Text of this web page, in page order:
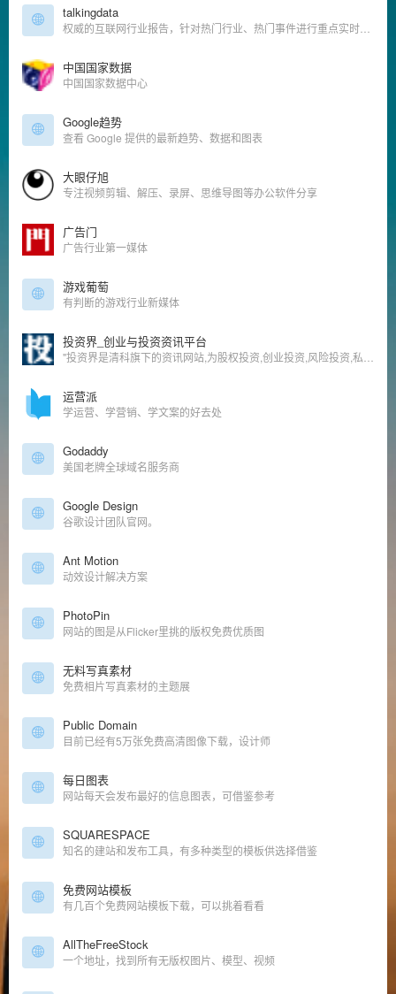
talkingdata
中国国家数据
中国国家数据中心
Google趋势
查看 Google 提供的最新趋势、数据和图表
大眼仔旭
专注视频剪辑、解压、录屏、思维导图等办公软件分享
广告门
广告行业第一媒体
游戏葡萄
有判断的游戏行业新媒体
投资界_创业与投资资讯平台
运营派
学运营、学营销、学文案的好去处
Godaddy
美国老牌全球域名服务商
Google Design
谷歌设计团队官网。
Ant Motion
动效设计解决方案
PhotoPin
网站的图是从Flicker里挑的版权免费优质图
无料写真素材
免费相片写真素材的主题展
Public Domain
目前已经有5万张免费高清图像下载，设计师
每日图表
网站每天会发布最好的信息图表，可借鉴参考
SQUARESPACE
知名的建站和发布工具，有多种类型的模板供选择借鉴
免费网站模板
有几百个免费网站模板下载，可以挑着看看
AllTheFreeStock
一个地址，找到所有无版权图片、模型、视频